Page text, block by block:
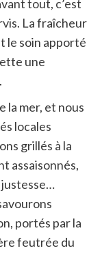
tout, c’est
La fraîcheur
le soin apporté
une
la mer, et nous
locales
grillés à la
assaisonnés,
justesse…
portés par la
feutrée du